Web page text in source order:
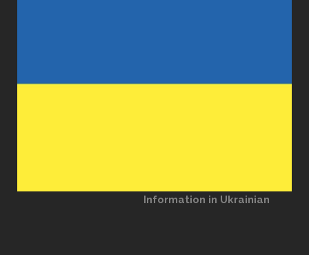
Information in Ukrainian